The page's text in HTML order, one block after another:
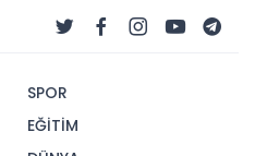
SPOR
EĞİTİM